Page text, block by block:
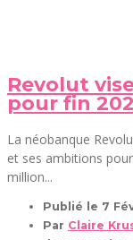
Revolut
pour fin
La néobanque
et ses ambitions
million...
Publié le 7
Par Claire